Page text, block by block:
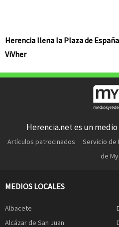
Herencia llena la Plaza de
ViVher
Herencia.net es un
Artículos patrocinados Servicio de
de
MEDIOS LOCALES
Albacete
Alcázar de San Juan